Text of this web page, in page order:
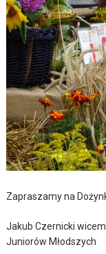
Zapraszamy na
Jakub Czernicki
Juniorów Młodszych